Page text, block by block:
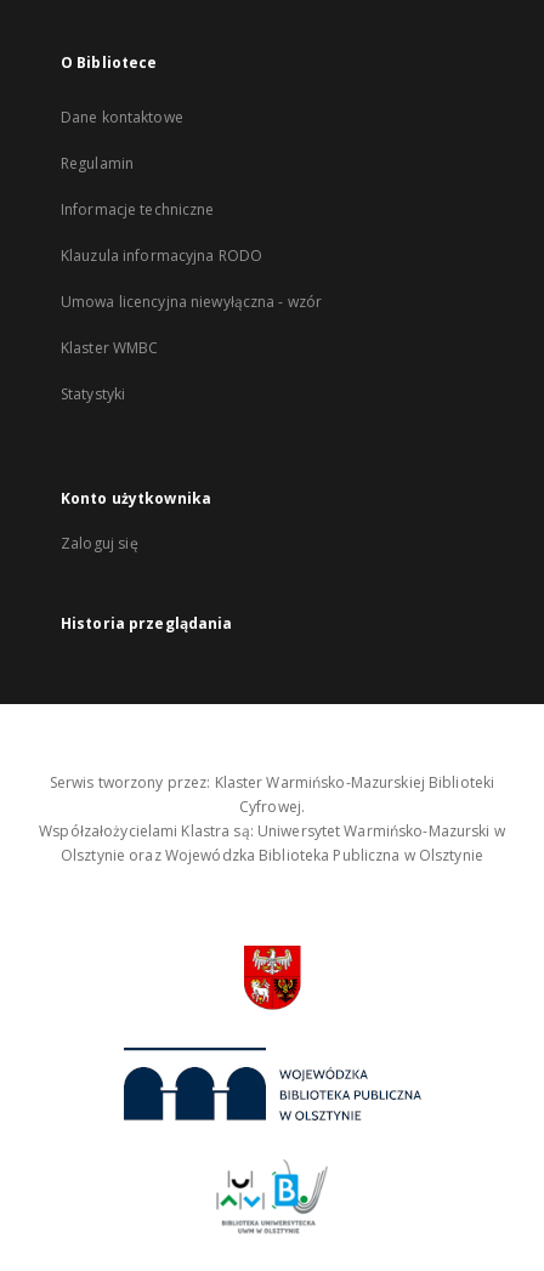
O Bibliotece
Dane kontaktowe
Regulamin
Informacje techniczne
Klauzula informacyjna RODO
Umowa licencyjna niewyłączna - wzór
Klaster WMBC
Statystyki
Konto użytkownika
Zaloguj się
Historia przeglądania
Serwis tworzony przez: Klaster Warmińsko-Mazurskiej Biblioteki
Cyfrowej.
Współzałożycielami Klastra są: Uniwersytet Warmińsko-Mazurski w
Olsztynie oraz Wojewódzka Biblioteka Publiczna w Olsztynie